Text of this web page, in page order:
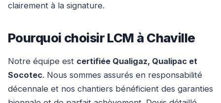
clairement à la signature.
Pourquoi choisir LCM à Chaville
Notre équipe est certifiée Qualigaz, Qualipac et
Socotec. Nous sommes assurés en responsabilité
décennale et nos chantiers bénéficient des garanties